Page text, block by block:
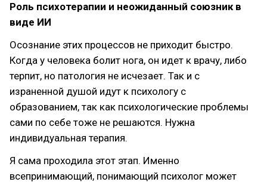
Роль психотерапии и неожиданный союзник в
виде ИИ
Осознание этих процессов не приходит быстро.
Когда у человека болит нога, он идет к врачу, либо
терпит, но патология не исчезает. Так и с
израненной душой идут к психологу с
образованием, так как психологические проблемы
сами по себе тоже не решаются. Нужна
индивидуальная терапия.
Я сама проходила этот этап. Именно
всепринимающий, понимающий психолог может